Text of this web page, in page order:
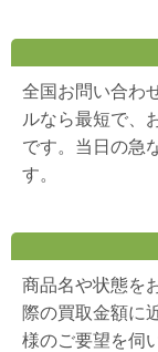
全国お問い合わ
ルなら最短で、
です。当日の急
す。
商品名や状態を
際の買取金額に
様のご要望を伺